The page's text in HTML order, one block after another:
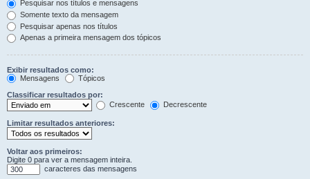
Pesquisar nos títulos e mensagens
Somente texto da mensagem
Pesquisar apenas nos títulos
Apenas a primeira mensagem dos tópicos
Exibir resultados como:
Mensagens
Tópicos
Classificar resultados por:
Crescente
Decrescente
Limitar resultados anteriores:
Voltar aos primeiros:
Digite 0 para ver a mensagem inteira.
caracteres das mensagens